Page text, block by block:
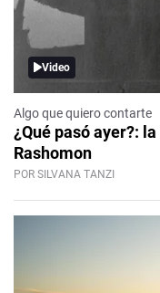
Video
Algo que quiero contarte
¿Qué pasó ayer?:
Rashomon
POR SILVANA TANZI